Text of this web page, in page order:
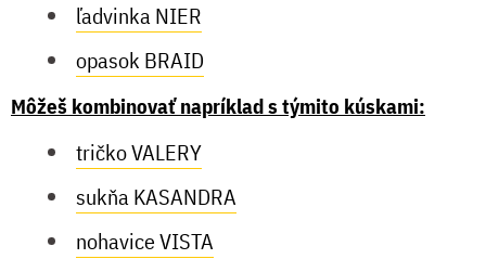
ľadvinka NIER
opasok BRAID
Môžeš kombinovať napríklad s týmito kúskami:
tričko VALERY
sukňa KASANDRA
nohavice VISTA